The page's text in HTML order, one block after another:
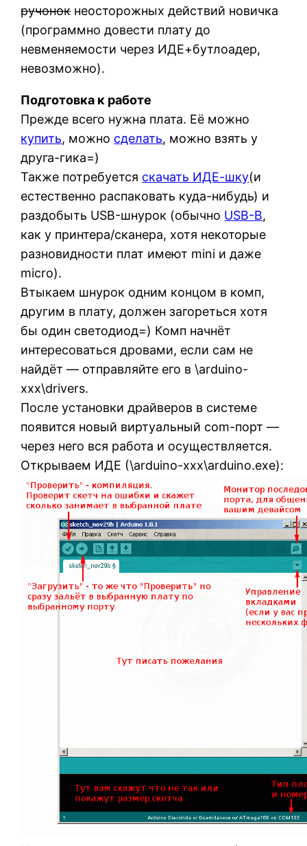
ручонокнеосторожных действий новичка
(программно довести плату до
невменяемости через ИДЕ+бутлоадер,
невозможно).
Подготовка к работе
Прежде всего нужна плата. Её можно
купить, можно сделать, можно взять у
друга-гика=)
Также потребуется скачать ИДЕ-шку(и
естественно распаковать куда-нибудь) и
раздобыть USB-шнурок (обычно USB-B,
как у принтера/сканера, хотя некоторые
разновидности плат имеют mini и даже
micro).
Втыкаем шнурок одним концом в комп,
другим в плату, должен загореться хотя
бы один светодиод=) Комп начнёт
интересоваться дровами, если сам не
найдёт — отправляйте его в \arduino-
ххх\drivers.
После установки драйверов в системе
появится новый виртуальный com-порт —
через него вся работа и осуществляется.
Открываем ИДЕ (\arduino-ххх\arduino.exe):